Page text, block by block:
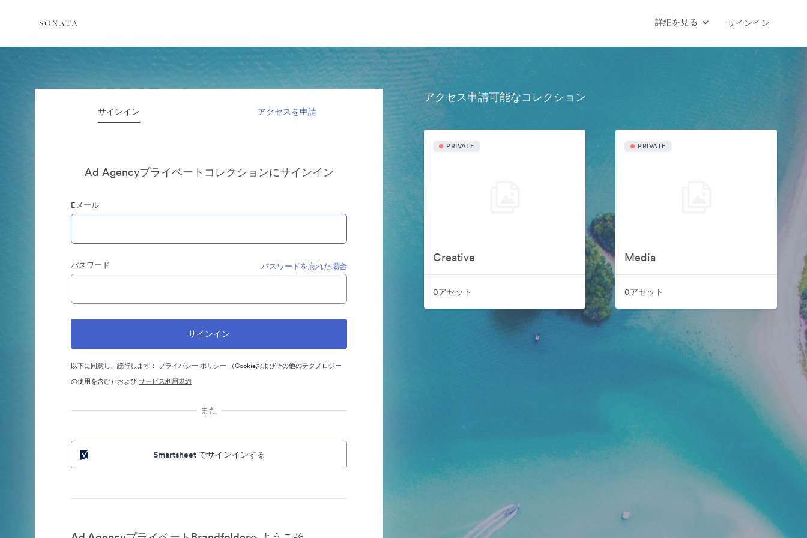
詳細を見る サインイン
サインイン アクセスを申請
Ad Agencyプライベートコレクションにサインイン
Eメール
パスワード パスワードを忘れた場合
以下に同意し、続行します： プライバシー ポリシー （Cookieおよびその他のテクノロジー
の使用を含む）およびサービス利用規約
また
Smartsheet でサインインする
アクセス申請可能なコレクション
PRIVATE
Creative
0アセット
PRIVATE
Media
0アセット